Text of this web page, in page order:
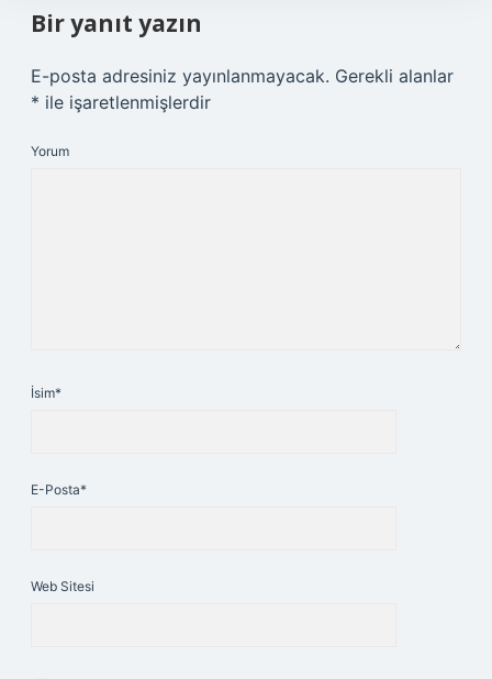
Bir yanıt yazın
E-posta adresiniz yayınlanmayacak. Gerekli alanlar
* ile işaretlenmişlerdir
Yorum
İsim*
E-Posta*
Web Sitesi